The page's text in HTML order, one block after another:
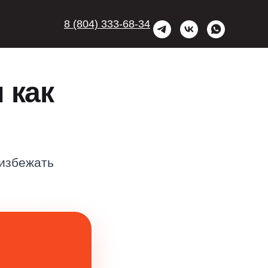
8 (804) 333-68-34